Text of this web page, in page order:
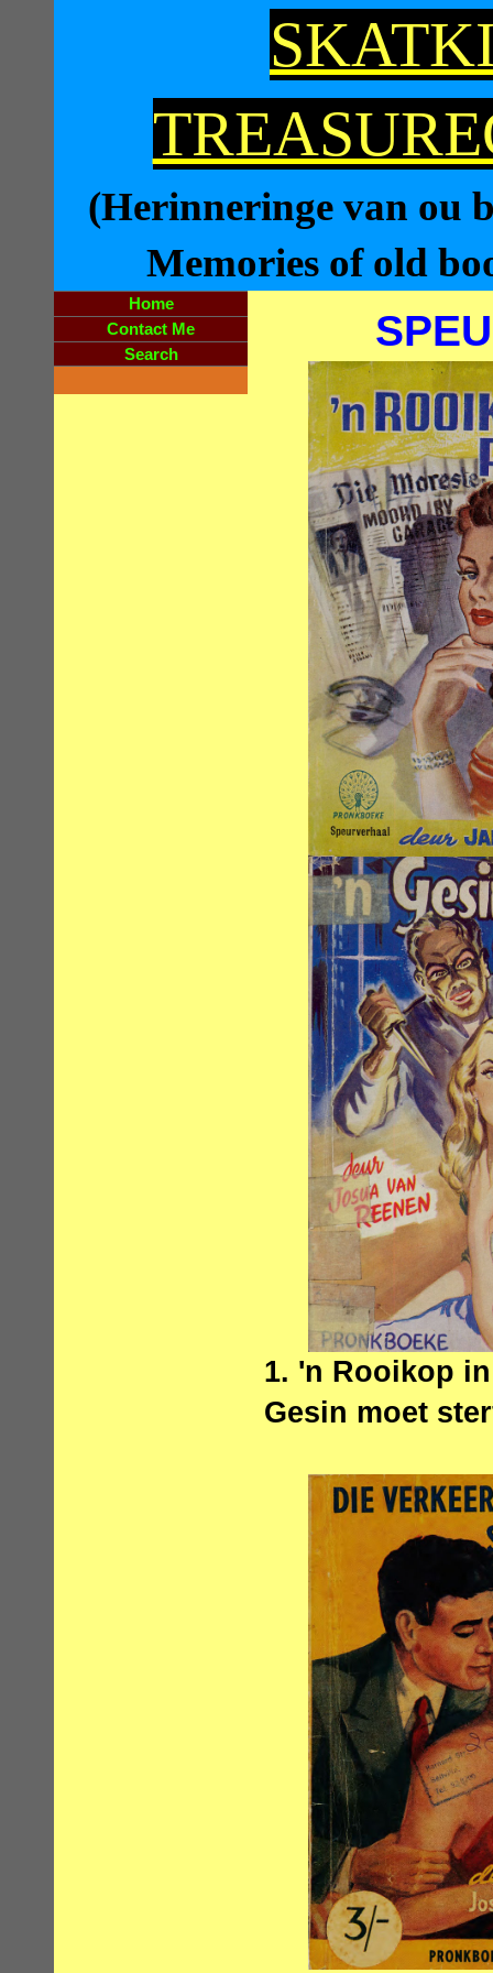
(Herinneringe van ou
Memories of old
Home
Contact Me
Search
1. 'n Rooikop
Gesin moet